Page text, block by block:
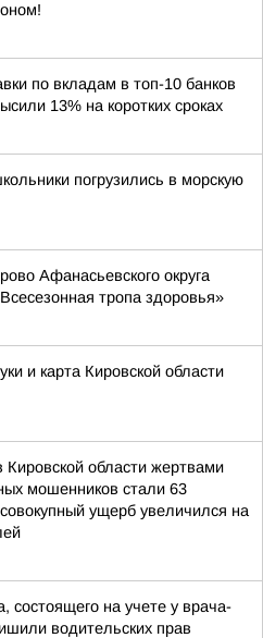
по вкладам в топ-10 банков
13% на коротких сроках
погрузились в морскую
Афанасьевского округа
тропа здоровья»
и карта Кировской области
области жертвами
мошенников стали 63
ущерб увеличился на
состоящего на учете у врача-
водительских прав